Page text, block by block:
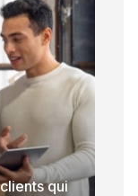
qui